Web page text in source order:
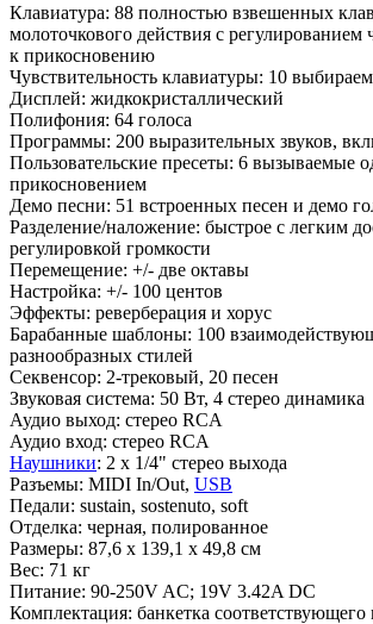
Клавиатура: 88 полностью взвешенных
молоточкового действия с регулированием
к прикосновению
Чувствительность клавиатуры: 10
Дисплей: жидкокристаллический
Полифония: 64 голоса
Программы: 200 выразительных звуков,
Пользовательские пресеты: 6 вызываемые
прикосновением
Демо песни: 51 встроенных песен и демо
Разделение/наложение: быстрое с легким
регулировкой громкости
Перемещение: +/- две октавы
Настройка: +/- 100 центов
Эффекты: реверберация и хорус
Барабанные шаблоны: 100
разнообразных стилей
Секвенсор: 2-трековый, 20 песен
Звуковая система: 50 Вт, 4 стерео динамика
Аудио выход: стерео RCA
Аудио вход: стерео RCA
Наушники: 2 х 1/4" стерео выхода
Разъемы: MIDI In/Out, USB
Педали: sustain, sostenuto, soft
Отделка: черная, полированное
Размеры: 87,6 х 139,1 х 49,8 см
Вес: 71 кг
Питание: 90-250V AC; 19V 3.42A DC
Комплектация: банкетка соответствующего